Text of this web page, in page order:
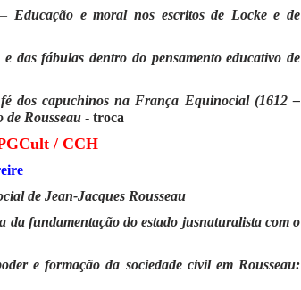
Educação e moral nos escritos de Locke e de
das fábulas dentro do pensamento educativo de
dos capuchinos na França Equinocial (1612 –
de Rousseau - troca
/ CCH
de Jean-Jacques Rousseau
da fundamentação do estado jusnaturalista com o
e formação da sociedade civil em Rousseau: